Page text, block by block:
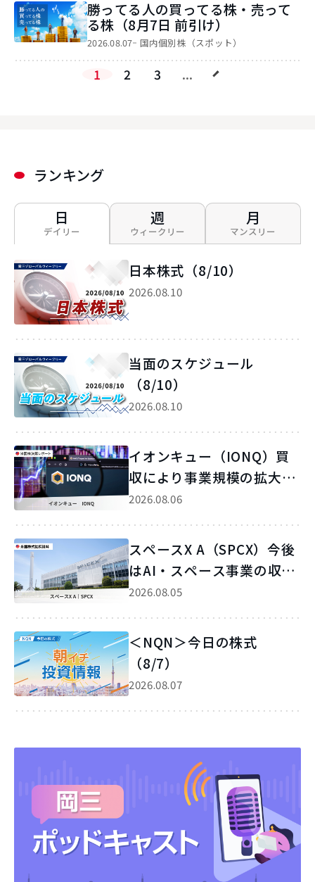
2026.08.07
勝ってる人の買ってる株・売って
る株（8月7日 前引け）
国内個別株（スポット）
1 2 3 ...
ランキング
日
デイリー
週
ウィークリー
月
マンスリー
日本株式（8/10）
2026.08.10
当面のスケジュール
（8/10）
2026.08.10
イオンキュー（IONQ）買
収により事業規模の拡大お
よび成長加速が見込めよう
2026.08.06
スペースX A（SPCX）今後
はAI・スペース事業の収益
性改善が焦点に
2026.08.05
＜NQN＞今日の株式
（8/7）
2026.08.07